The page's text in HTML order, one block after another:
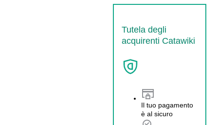
Tutela degli
acquirenti Catawiki
Il tuo pagamento
è al sicuro